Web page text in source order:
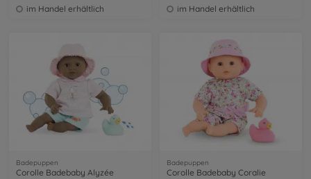
im Handel erhältlich im Handel erhältlich
Badepuppen
Corolle Badebaby Alyzée
Badepuppen
Corolle Badebaby Coralie